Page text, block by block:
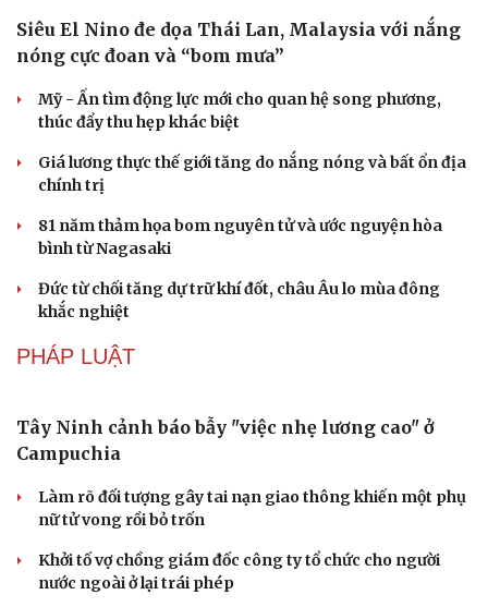
XÃ HỘI
Hơn 1.000 người chung sức tái tạo dòng chữ “BÁC
Học viện Ngân hàng, Hậu cần công bố điểm chuẩn: Cao
nhất gần 27 điểm
Đại học Kinh tế Quốc dân công bố điểm chuẩn, cao nhất
28,84
TP.HCM tăng hơn 96.000 học sinh trong năm học mới
Tìm thấy người mất tích trong vụ sạt lở tại xã Chế Tạo